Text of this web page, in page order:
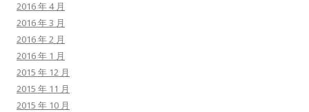
2016 年 4 月
2016 年 3 月
2016 年 2 月
2016 年 1 月
2015 年 12 月
2015 年 11 月
2015 年 10 月